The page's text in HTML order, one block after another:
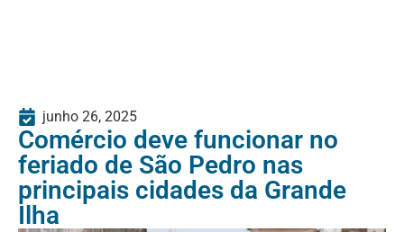
junho 26, 2025
Comércio deve funcionar no
feriado de São Pedro nas
principais cidades da Grande
Ilha